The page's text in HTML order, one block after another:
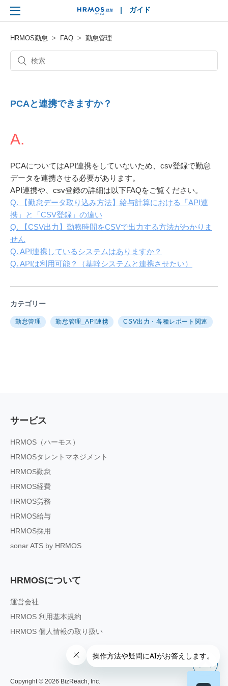
HRMOS
| ガイド
HRMOS勤怠 FAQ 勤怠管理
PCAと連携できますか？
A.
PCAについてはAPI連携をしていないため、csv登録で勤怠
データを連携させる必要があります。
API連携や、csv登録の詳細は以下FAQをご覧ください。
Q. 【勤怠データ取り込み方法】給与計算における「API連
携」と「CSV登録」の違い
Q. 【CSV出力】勤務時間をCSVで出力する方法がわかりま
せん
Q. API連携しているシステムはありますか？
Q. APIは利用可能？（基幹システムと連携させたい）
カテゴリー
勤怠管理 勤怠管理_API連携 CSV出力・各種レポート関連
サービス
HRMOS（ハーモス）
HRMOSタレントマネジメント
HRMOS勤怠
HRMOS経費
HRMOS労務
HRMOS給与
HRMOS採用
sonar ATS by HRMOS
HRMOSについて
運営会社
HRMOS 利用基本規約
HRMOS 個人情報の取り扱い
Copyright © 2026 BizReach, Inc.